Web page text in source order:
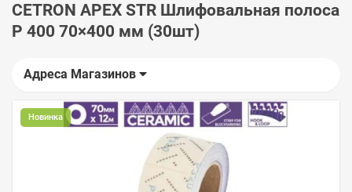
CETRON APEX STR Шлифовальная полоса
P 400 70×400 мм (30шт)
Адреса Магазинов
Новинка